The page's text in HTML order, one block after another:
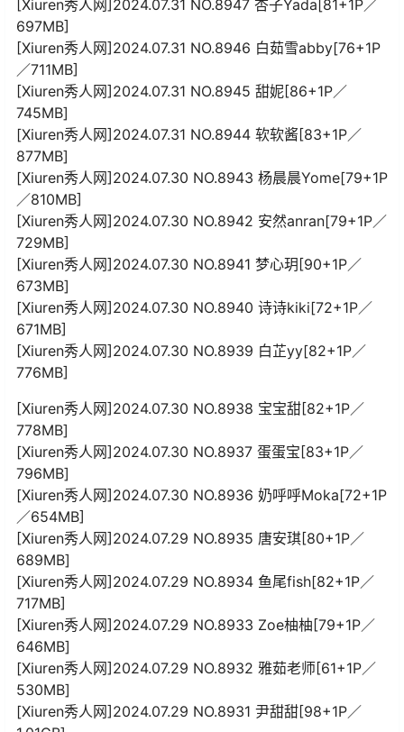
[Xiuren秀人网]2024.07.31 NO.8947 杏子Yada[81+1P／
697MB]
[Xiuren秀人网]2024.07.31 NO.8946 白茹雪abby[76+1P
／711MB]
[Xiuren秀人网]2024.07.31 NO.8945 甜妮[86+1P／
745MB]
[Xiuren秀人网]2024.07.31 NO.8944 软软酱[83+1P／
877MB]
[Xiuren秀人网]2024.07.30 NO.8943 杨晨晨Yome[79+1P
／810MB]
[Xiuren秀人网]2024.07.30 NO.8942 安然anran[79+1P／
729MB]
[Xiuren秀人网]2024.07.30 NO.8941 梦心玥[90+1P／
673MB]
[Xiuren秀人网]2024.07.30 NO.8940 诗诗kiki[72+1P／
671MB]
[Xiuren秀人网]2024.07.30 NO.8939 白芷yy[82+1P／
776MB]
[Xiuren秀人网]2024.07.30 NO.8938 宝宝甜[82+1P／
778MB]
[Xiuren秀人网]2024.07.30 NO.8937 蛋蛋宝[83+1P／
796MB]
[Xiuren秀人网]2024.07.30 NO.8936 奶呼呼Moka[72+1P
／654MB]
[Xiuren秀人网]2024.07.29 NO.8935 唐安琪[80+1P／
689MB]
[Xiuren秀人网]2024.07.29 NO.8934 鱼尾fish[82+1P／
717MB]
[Xiuren秀人网]2024.07.29 NO.8933 Zoe柚柚[79+1P／
646MB]
[Xiuren秀人网]2024.07.29 NO.8932 雅茹老师[61+1P／
530MB]
[Xiuren秀人网]2024.07.29 NO.8931 尹甜甜[98+1P／